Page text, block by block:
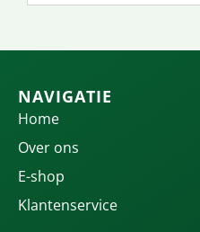
NAVIGATIE
Home
Over ons
E-shop
Klantenservice